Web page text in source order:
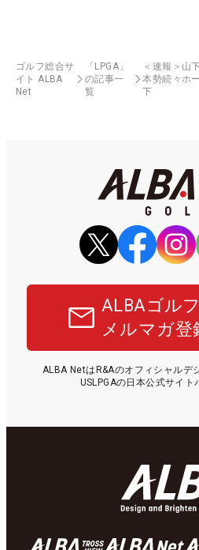
ゴルフ総合サ
イト ALBA
Net
「LPGA」
の記事一
覧
＜速報＞山
本勢続々ホ
下
ALBAゴル
メルマガ登
ALBA NetはR&Aのオフィシャルデ
USLPGAの日本公式サイト